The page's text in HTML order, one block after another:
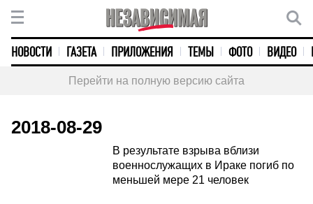
НОВОСТИ ГАЗЕТА ПРИЛОЖЕНИЯ ТЕМЫ ФОТО ВИДЕО
Перейти на полную версию сайта
2018-08-29
В результате взрыва вблизи
военнослужащих в Ираке погиб по
меньшей мере 21 человек